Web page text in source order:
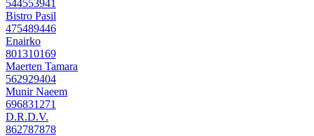
544553941
Bistro Pasil
475489446
Enairko
801310169
Maerten Tamara
562929404
Munir Naeem
696831271
D.R.D.V.
862787878